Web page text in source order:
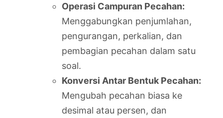
Operasi Campuran Pecahan:
Menggabungkan penjumlahan,
pengurangan, perkalian, dan
pembagian pecahan dalam satu
soal.
Konversi Antar Bentuk Pecahan:
Mengubah pecahan biasa ke
desimal atau persen, dan